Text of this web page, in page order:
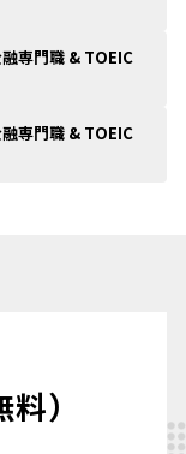
専門職 & TOEIC
専門職 & TOEIC
）